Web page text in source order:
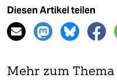
Diesen Artikel teilen
Mehr zum Thema